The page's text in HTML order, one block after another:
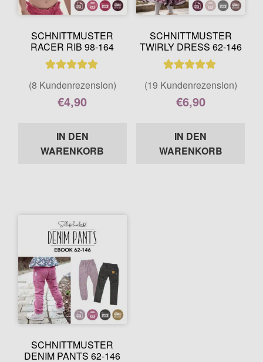
SCHNITTMUSTER
RACER RIB 98-164
basierend auf
tungen
(8 Kundenrezension)
€4,90
IN DEN
WARENKORB
SCHNITTMUSTER
TWIRLY DRESS 62-146
basierend auf
tungen
(19 Kundenrezension)
€6,90
IN DEN
WARENKORB
SCHNITTMUSTER
DENIM PANTS 62-146